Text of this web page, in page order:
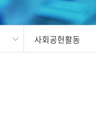
사회공헌활동